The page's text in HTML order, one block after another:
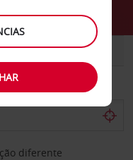
COMERCIAIS
diferente